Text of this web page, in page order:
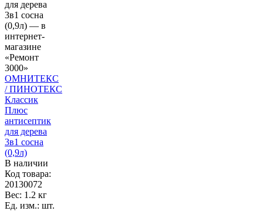
ОМНИТЕКС
/ ПИНОТЕКС
Классик
Плюс
антисептик
для дерева
3в1 сосна
(0,9л)
В наличии
Код товара:
20130072
Вес: 1.2 кг
Ед. изм.: шт.